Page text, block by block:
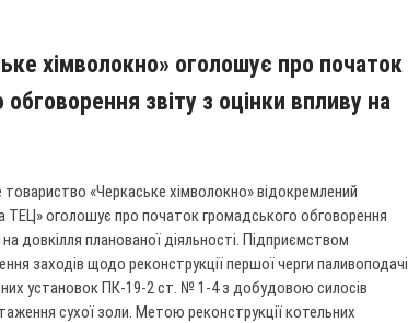
хімволокно» оголошує про початок
звіту з оцінки впливу на
товариство «Черкаське хімволокно» відокремлений
ТЕЦ» оголошує про початок громадського обговорення
на довкілля планованої діяльності. Підприємством
заходів щодо реконструкції першої черги паливоподачі
установок ПК-19-2 ст. № 1-4 з добудовою силосів
сухої золи. Метою реконструкції котельних